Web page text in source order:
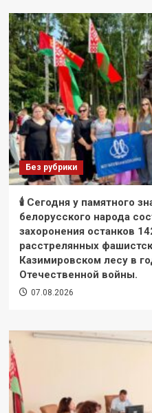
Без рубрики
🕯 Сегодня у памятного
белорусского народа
захоронения останков
расстрелянных
Казимировском лесу в
Отечественной войны.
07.08.2026